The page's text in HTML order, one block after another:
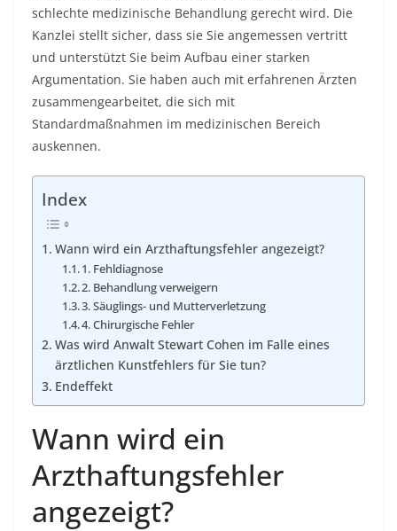
schlechte medizinische Behandlung gerecht wird. Die
Kanzlei stellt sicher, dass sie Sie angemessen vertritt
und unterstützt Sie beim Aufbau einer starken
Argumentation. Sie haben auch mit erfahrenen Ärzten
zusammengearbeitet, die sich mit
Standardmaßnahmen im medizinischen Bereich
auskennen.
Index
Wann wird ein Arzthaftungsfehler angezeigt?
1. Fehldiagnose
2. Behandlung verweigern
3. Säuglings- und Mutterverletzung
4. Chirurgische Fehler
Was wird Anwalt Stewart Cohen im Falle eines
ärztlichen Kunstfehlers für Sie tun?
Endeffekt
Wann wird ein
Arzthaftungsfehler
angezeigt?